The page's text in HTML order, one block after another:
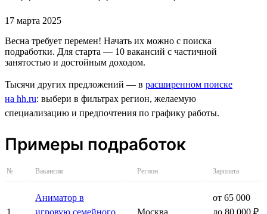
17 марта 2025
Весна требует перемен! Начать их можно с поиска
подработки. Для старта — 10 вакансий с частичной
занятостью и достойным доходом.
Тысячи других предложений — в расширенном поиске
на hh.ru: выбери в фильтрах регион, желаемую
специализацию и предпочтения по графику работы.
Примеры подработок
№ Вакансия Регион Зарплата
1
Аниматор в
игровую семейного
Москва
от 65 000
до 80 000 ₽